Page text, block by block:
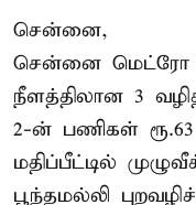
சென்னை,
சென்னை மெட்ரோ
நீளத்திலான 3
2-ன் பணிகள்
மதிப்பீட்டில்
பூந்தமல்லி